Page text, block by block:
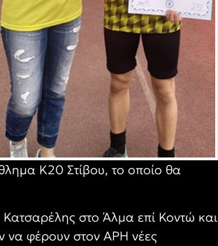
Κ20 Στίβου, το οποίο θα
στο Άλμα επί Κοντώ και
να φέρουν στον ΑΡΗ νέες